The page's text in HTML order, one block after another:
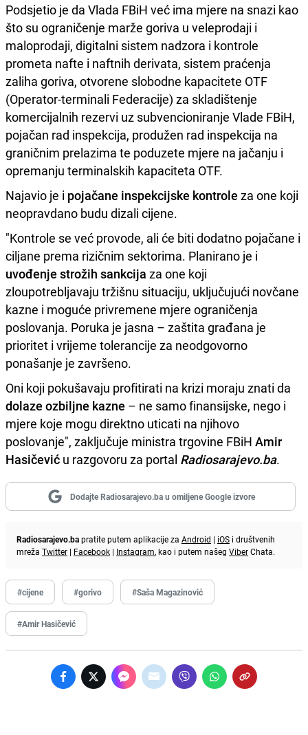
Podsjetio je da Vlada FBiH već ima mjere na snazi kao
što su ograničenje marže goriva u veleprodaji i
maloprodaji, digitalni sistem nadzora i kontrole
prometa nafte i naftnih derivata, sistem praćenja
zaliha goriva, otvorene slobodne kapacitete OTF
(Operator-terminali Federacije) za skladištenje
komercijalnih rezervi uz subvencioniranje Vlade FBiH,
pojačan rad inspekcija, produžen rad inspekcija na
graničnim prelazima te poduzete mjere na jačanju i
opremanju terminalskih kapaciteta OTF.
Najavio je i pojačane inspekcijske kontrole za one koji
neopravdano budu dizali cijene.
"Kontrole se već provode, ali će biti dodatno pojačane i
ciljane prema rizičnim sektorima. Planirano je i
uvođenje strožih sankcija za one koji
zloupotrebljavaju tržišnu situaciju, uključujući novčane
kazne i moguće privremene mjere ograničenja
poslovanja. Poruka je jasna – zaštita građana je
prioritet i vrijeme tolerancije za neodgovorno
ponašanje je završeno.
Oni koji pokušavaju profitirati na krizi moraju znati da
dolaze ozbiljne kazne – ne samo finansijske, nego i
mjere koje mogu direktno uticati na njihovo
poslovanje", zaključuje ministra trgovine FBiH Amir
Hasičević u razgovoru za portal Radiosarajevo.ba.
Dodajte Radiosarajevo.ba u omiljene Google izvore
Radiosarajevo.bapratite putem aplikacije za Android | iOS i društvenih
mreža Twitter | Facebook | Instagram, kao i putem našeg ViberChata.
#cijene #gorivo #Saša Magazinović
#Amir Hasičević